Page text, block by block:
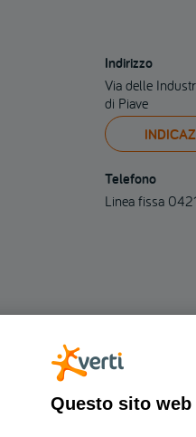
Indirizzo
Via delle
di Piave
Telefono
Linea fissa
Questo sito